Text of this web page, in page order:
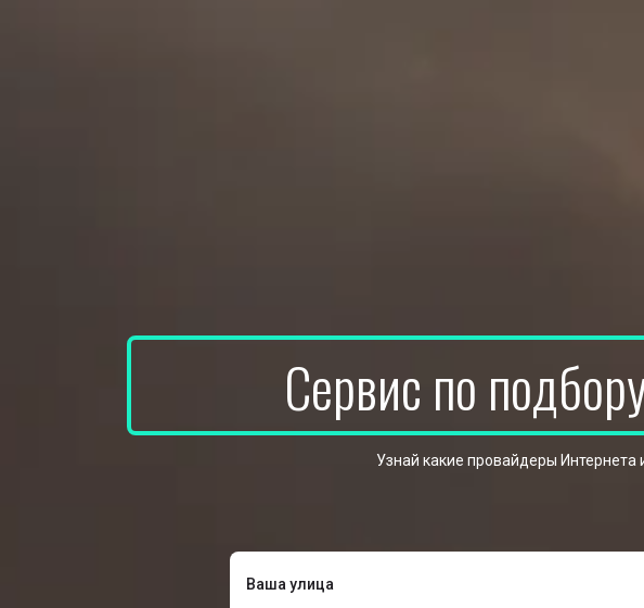
Сервис по
Узнай какие провайдеры